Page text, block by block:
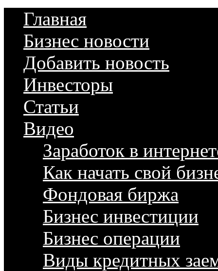
Главная
Бизнес новости
Добавить новость
Инвесторы
Статьи
Видео
Заработок в
Как начать свой
Фондовая биржа
Бизнес инвестиции
Бизнес операции
Виды кредитных